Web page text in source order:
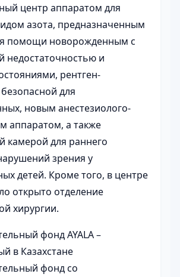
центр аппаратом для
азота, предназначенным
помощи новорожденным с
недостаточностью и
рентген-
для
новым анестезиолого-
аппаратом, а также
камерой для раннего
зрения у
детей. Кроме того, в центре
открыто отделение
хирургии.
фонд AYALA –
в Казахстане
фонд со